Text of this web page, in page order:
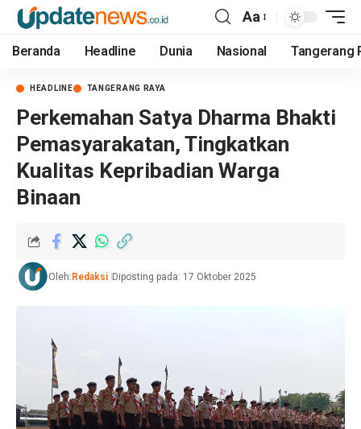
Aa
Beranda Headline Dunia Nasional Tangerang
HEADLINE TANGERANG RAYA
Perkemahan Satya Dharma Bhakti
Pemasyarakatan, Tingkatkan
Kualitas Kepribadian Warga
Binaan
Oleh: Redaksi Diposting pada: 17 Oktober 2025